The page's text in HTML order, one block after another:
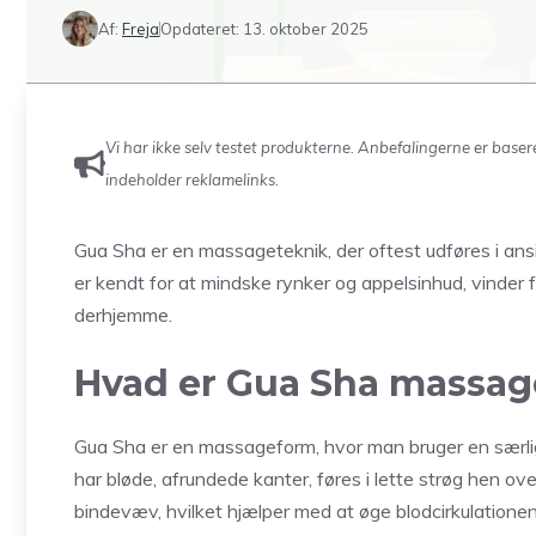
Af: FrejaOpdateret: 13. oktober 2025
Vi har ikke selv testet produkterne. Anbefalingerne er
indeholder reklamelinks.
Gua Sha er en massageteknik, der oftest udføres i
er kendt for at mindske rynker og appelsinhud,
derhjemme.
Hvad er Gua Sha
Gua Sha er en massageform, hvor man bruger en
har bløde, afrundede kanter, føres i lette strøg hen
bindevæv, hvilket hjælper med at øge